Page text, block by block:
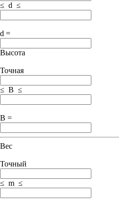
≤ d ≤
d =
Высота
Точная
≤ B ≤
B =
Вес
Точный
≤ m ≤